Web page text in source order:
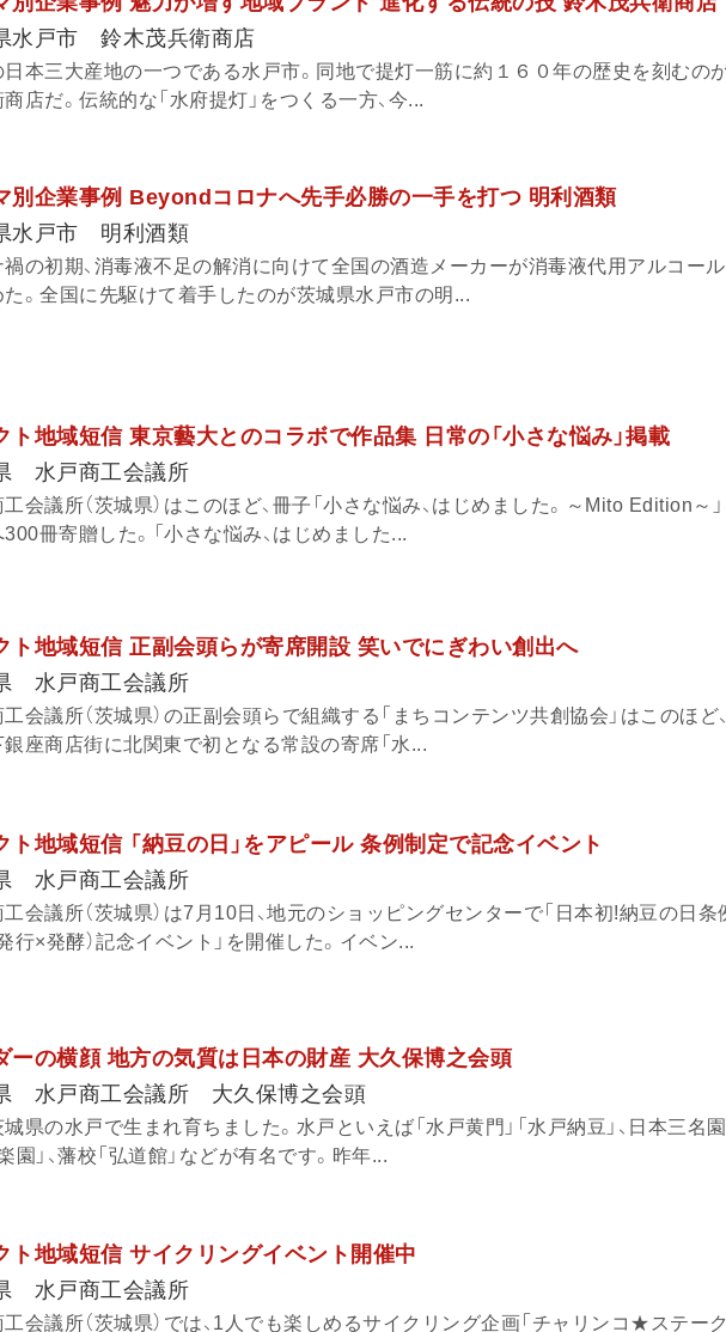
水戸市 鈴木茂兵衛商店
本三大産地の一つである水戸市。同地で提灯一筋に約１６０年の歴史を刻むのが
店だ。伝統的な「水府提灯」をつくる一方、今...
別企業事例 Beyondコロナへ先手必勝の一手を打つ 明利酒類
水戸市 明利酒類
禍の初期、消毒液不足の解消に向けて全国の酒造メーカーが消毒液代用アルコー
た。全国に先駆けて着手したのが茨城県水戸市の明...
ト地域短信 東京藝大とのコラボで作品集 日常の「小さな悩み」掲載
水戸商工会議所
会議所（茨城県）はこのほど、冊子「小さな悩み、はじめました。～Mito Edition～
300冊寄贈した。「小さな悩み、はじめました...
ト地域短信 正副会頭らが寄席開設 笑いでにぎわい創出へ
水戸商工会議所
会議所（茨城県）の正副会頭らで組織する「まちコンテンツ共創協会」はこのほど
座商店街に北関東で初となる常設の寄席「水...
ト地域短信 「納豆の日」をアピール 条例制定で記念イベント
水戸商工会議所
会議所（茨城県）は7月10日、地元のショッピングセンターで「日本初!納豆の日条
行×発酵）記念イベント」を開催した。イベン...
ーの横顔 地方の気質は日本の財産 大久保博之会頭
水戸商工会議所 大久保博之会頭
県の水戸で生まれ育ちました。水戸といえば「水戸黄門」「水戸納豆」、日本三名
園」、藩校「弘道館」などが有名です。昨年...
ト地域短信 サイクリングイベント開催中
水戸商工会議所
会議所（茨城県）では、1人でも楽しめるサイクリング企画「チャリンコ★ステー